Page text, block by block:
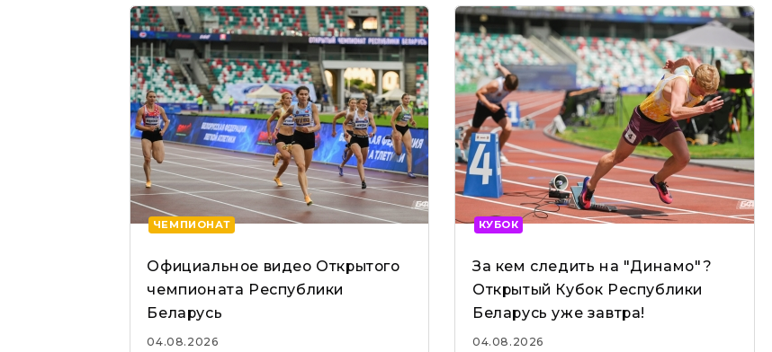
ЧЕМПИОНАТ
Официальное видео Открытого
чемпионата Республики
Беларусь
04.08.2026
КУБОК
За кем следить на "Динамо"?
Открытый Кубок Республики
Беларусь уже завтра!
04.08.2026